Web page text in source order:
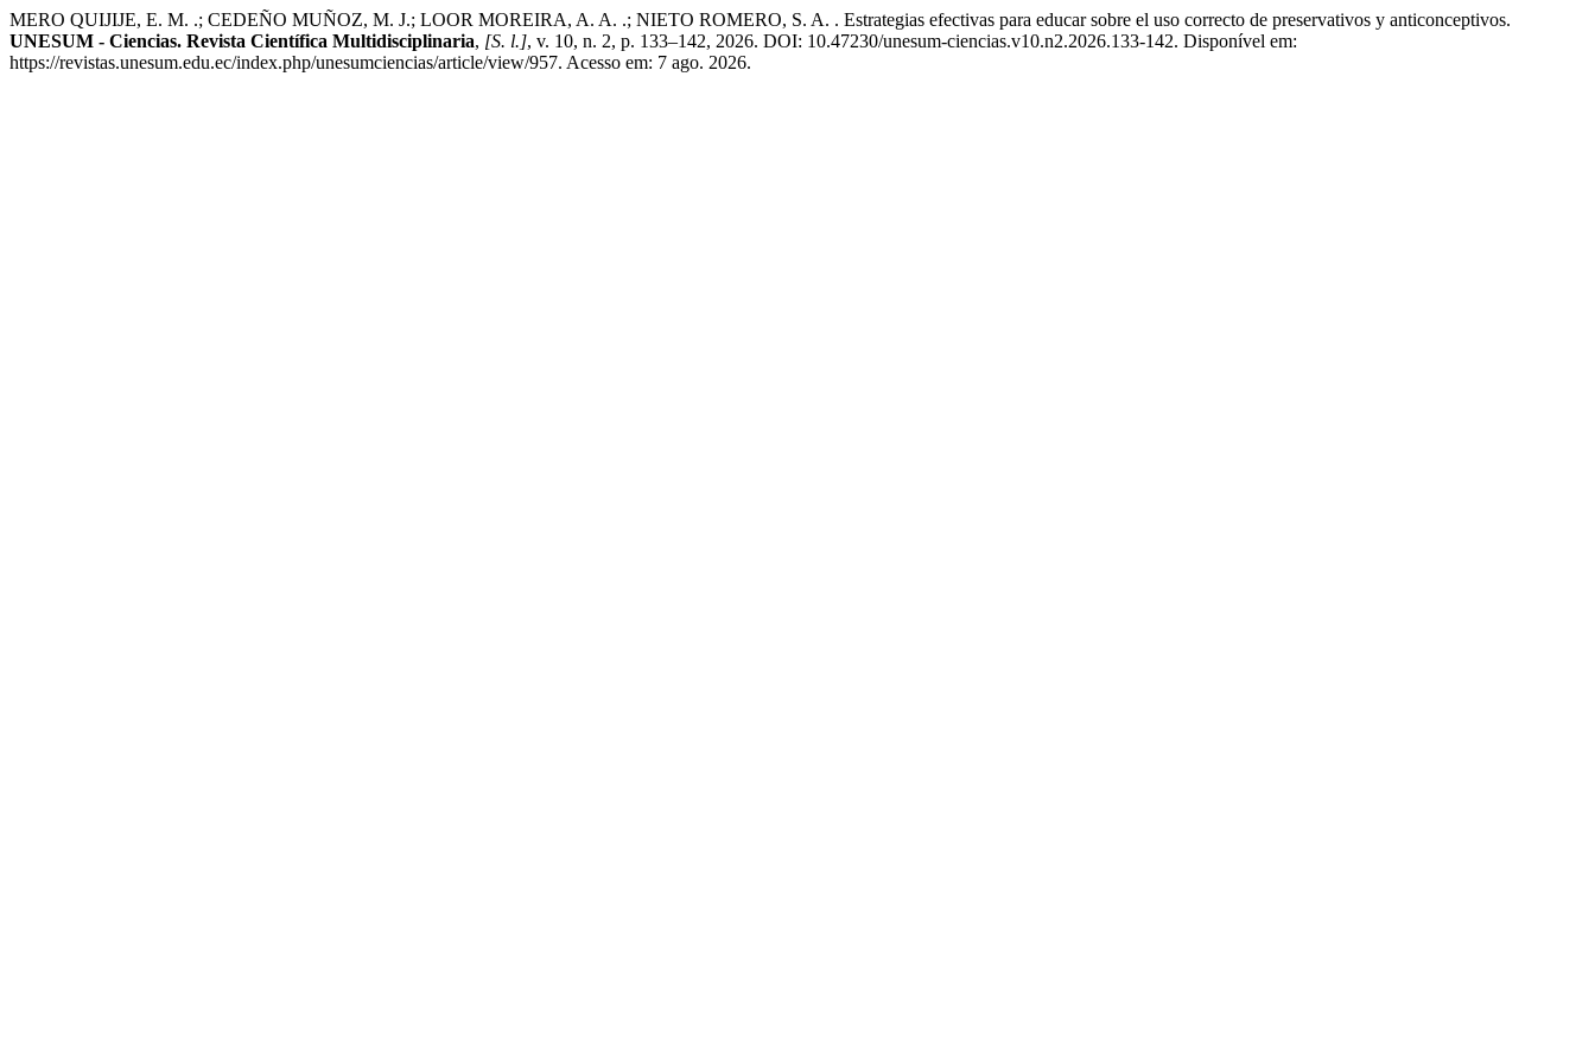
MERO QUIJIJE, E. M. .; CEDEÑO MUÑOZ, M. J.; LOOR MOREIRA, A. A. .; NIETO ROMERO, S. A. . Estrategias efectivas para educar sobre el uso correcto de preservativos y anticonceptivos.
UNESUM - Ciencias. Revista Científica Multidisciplinaria, [S. l.], v. 10, n. 2, p. 133–142, 2026. DOI: 10.47230/unesum-ciencias.v10.n2.2026.133-142. Disponível em:
https://revistas.unesum.edu.ec/index.php/unesumciencias/article/view/957. Acesso em: 7 ago. 2026.